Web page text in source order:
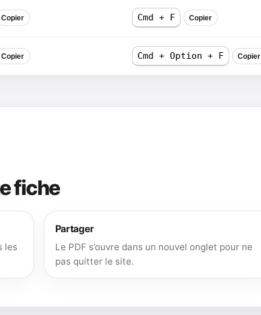
Copier Cmd + F Copier
Copier Cmd + Option + F Copier
fiche
les
Partager
Le PDF s’ouvre dans un nouvel onglet pour ne
pas quitter le site.